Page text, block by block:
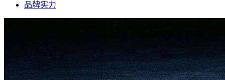
品牌实力